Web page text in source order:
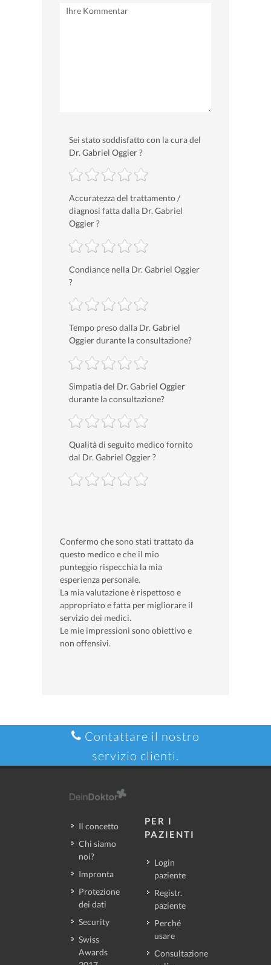
Sei stato soddisfatto con la cura del
Dr. Gabriel Oggier ?
Accuratezza del trattamento /
diagnosi fatta dalla Dr. Gabriel
Oggier ?
Condiance nella Dr. Gabriel Oggier
?
Tempo preso dalla Dr. Gabriel
Oggier durante la consultazione?
Simpatia del Dr. Gabriel Oggier
durante la consultazione?
Qualità di seguito medico fornito
dal Dr. Gabriel Oggier ?
Confermo che sono stati trattato da
questo medico e che il mio
punteggio rispecchia la mia
esperienza personale.
La mia valutazione è rispettoso e
appropriato e fatta per migliorare il
servizio dei medici.
Le mie impressioni sono obiettivo e
non offensivi.
Contattare il nostro
servizio clienti.
Il concetto
Chi siamo
noi?
Impronta
Protezione
dei dati
Security
Swiss
Awards
PER I
PAZIENTI
Login
paziente
Registr.
paziente
Perché
usare
Consultazione